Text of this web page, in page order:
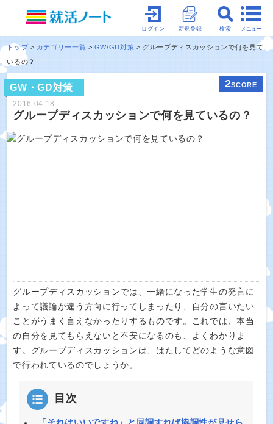
メニュー
検索
新規登録
ログイン
トップ カテゴリー一覧 GW/GD対策
グループディスカッションで何を見て
いるの？
GW・GD対策 2SCORE
2016.04.18
グループディスカッションで何を見ているの？
グループディスカッションでは、一緒になった学生の発言に
よって議論が違う方向に行ってしまったり、自分の言いたい
ことがうまく言えなかったりするものです。これでは、本当
の自分を見てもらえないと不安になるのも、よくわかりま
す。グループディスカッションは、はたしてどのような意図
で行われているのでしょうか。
目次